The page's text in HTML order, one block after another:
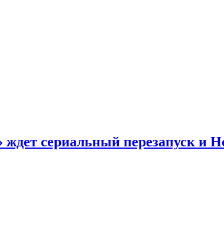
сериальный перезапуск и